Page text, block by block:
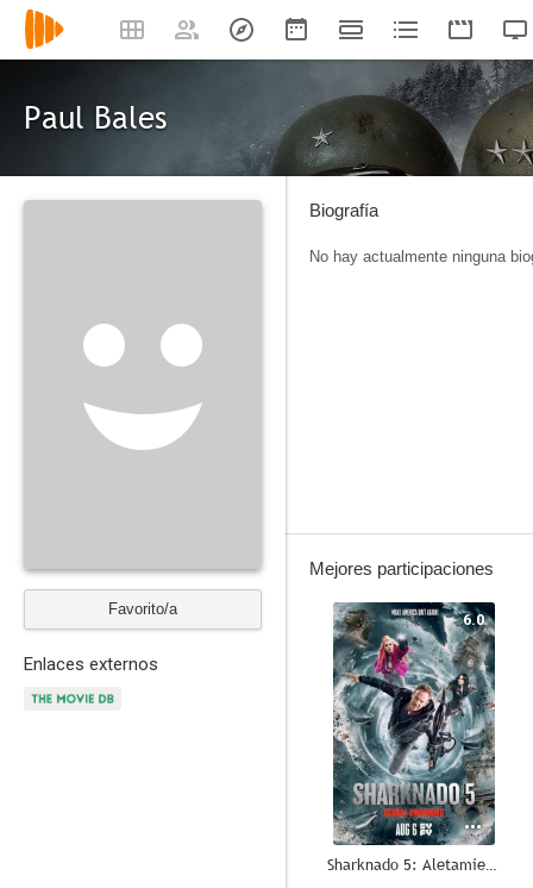
Paul Bales
Favorito/a
Enlaces externos
Biografía
No hay actualmente ninguna
Mejores participaciones
6.0
Sharknado 5: Aletamiento global